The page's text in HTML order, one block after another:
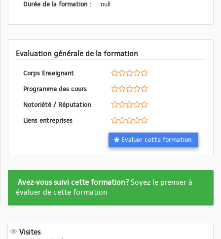
Durée de la formation :
null
Evaluation générale de la formation
Corps Enseignant
Programme des cours
Notoriété / Réputation
Liens entreprises
Evaluer cette formation.
Formation
pas
Avez-vous suivi cette formation?Soyez le premier à
évaluer de cette formation
Visites